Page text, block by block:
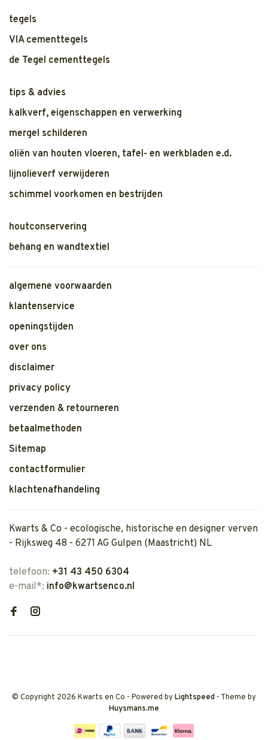
tegels
VIA cementtegels
de Tegel cementtegels
tips & advies
kalkverf, eigenschappen en verwerking
mergel schilderen
oliën van houten vloeren, tafel- en werkbladen e.d.
lijnolieverf verwijderen
schimmel voorkomen en bestrijden
houtconservering
behang en wandtextiel
algemene voorwaarden
klantenservice
openingstijden
over ons
disclaimer
privacy policy
verzenden & retourneren
betaalmethoden
Sitemap
contactformulier
klachtenafhandeling
Kwarts & Co - ecologische, historische en designer verven
- Rijksweg 48 - 6271 AG Gulpen (Maastricht) NL
telefoon: +31 43 450 6304
e-mail*: info@kwartsenco.nl
© Copyright 2026 Kwarts en Co - Powered byLightspeed - Theme by
Huysmans.me